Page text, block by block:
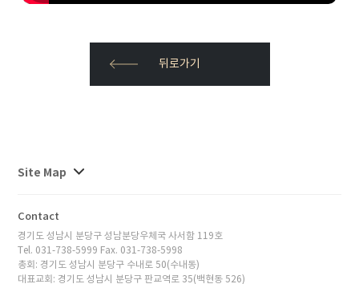
뒤로가기
Site Map 사이트맵
Contact
경기도 성남시 분당구 성남분당우체국 사서함 119호
Tel. 031-738-5999 Fax. 031-738-5998
총회: 경기도 성남시 분당구 수내로 50(수내동)
대표교회: 경기도 성남시 분당구 판교역로 35(백현동 526)